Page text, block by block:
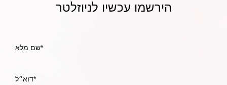
הירשמו עכשיו לניוזלטר